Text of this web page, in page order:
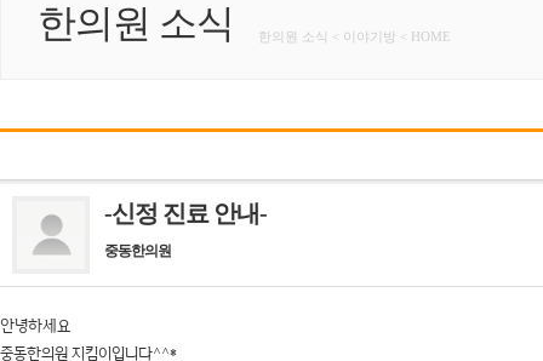
한의원 소식 한의원 소식 < 이야기방 < HOME
-신정 진료 안내-
중동한의원
안녕하세요
중동한의원 지킴이입니다^^*